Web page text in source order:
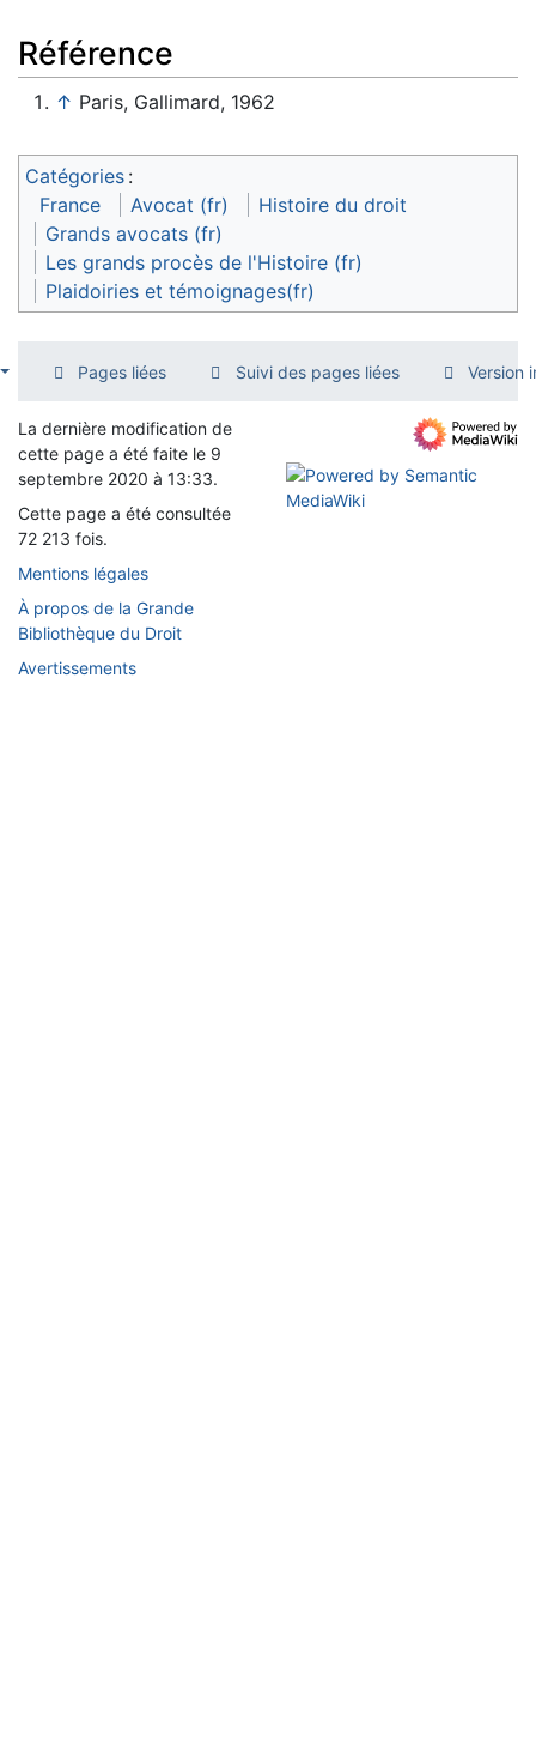
Référence
↑ Paris, Gallimard, 1962
Catégories :
France
Avocat (fr)
Histoire du droit
Grands avocats (fr)
Les grands procès de l'Histoire (fr)
Plaidoiries et témoignages(fr)
Pages liées Suivi des pages liées Version
La dernière modification de
cette page a été faite le 9
septembre 2020 à 13:33.
Cette page a été consultée
72 213 fois.
Mentions légales
À propos de la Grande
Bibliothèque du Droit
Avertissements